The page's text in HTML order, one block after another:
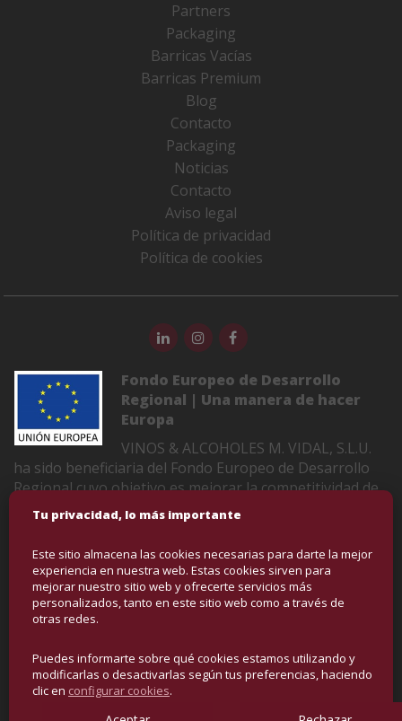
Partners
Packaging
Barricas Vacías
Barricas Premium
Blog
Contacto
Packaging
Noticias
Contacto
Aviso legal
Política de privacidad
Política de cookies
Fondo Europeo de Desarrollo
Regional | Una manera de hacer
Europa
VINOS & ALCOHOLES M. VIDAL, S.L.U.
ha sido beneficiaria del Fondo Europeo de Desarrollo
Regional cuyo objetivo es mejorar la competitividad de
las Pymes y gracias al cual ha puesto en marcha un
Plan de Marketing Digital Internacional con el objetivo
de mejorar su posicionamiento online en mercados
exteriores durante el año 2022-2023. Para ello ha
contado con el apoyo del Programa XPANDE DIGITAL
de la Cámara de Comercio de Castellón
COPYRIGHT © VINOS Y ALCOHOLES | DERECHOS
RESERVADOS
Tu privacidad, lo más importante
Este sitio almacena las cookies necesarias para darte la mejor
experiencia en nuestra web. Estas cookies sirven para
mejorar nuestro sitio web y ofrecerte servicios más
personalizados, tanto en este sitio web como a través de
otras redes.
Puedes informarte sobre qué cookies estamos utilizando y
modificarlas o desactivarlas según tus preferencias, haciendo
clic en configurar cookies.